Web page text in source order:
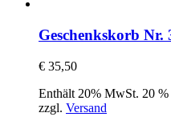
Geschenkskorb Nr.
€ 35,50
Enthält 20% MwSt. 20 %
zzgl. Versand